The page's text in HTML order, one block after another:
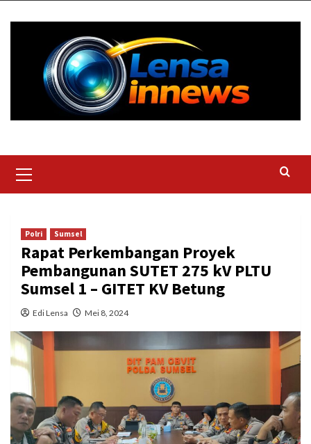
Menu
Polri Sumsel
Rapat Perkembangan Proyek
Pembangunan SUTET 275 kV PLTU
Sumsel 1 – GITET KV Betung
Edi Lensa Mei 8, 2024